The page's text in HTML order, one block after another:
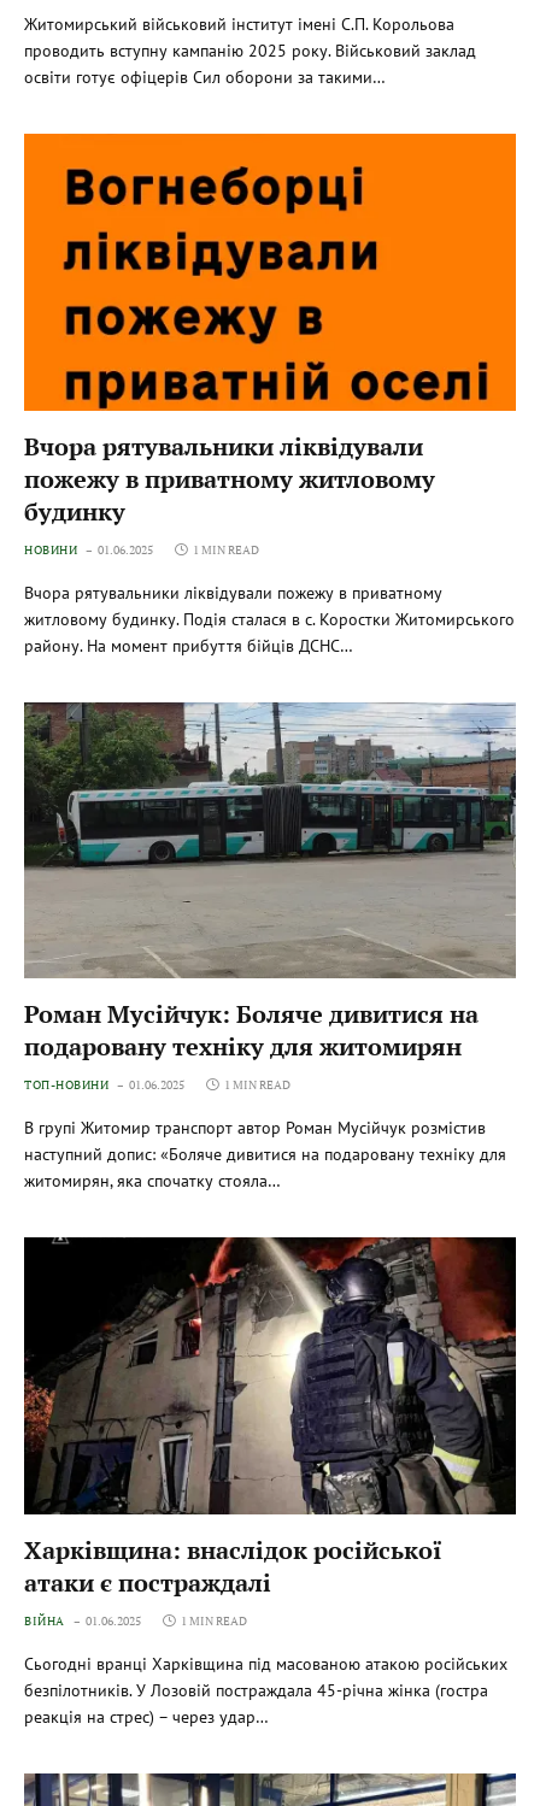
Житомирський військовий інститут імені C.П. Корольова
проводить вступну кампанію 2025 року. Військовий заклад
освіти готує офіцерів Сил оборони за такими…
Вчора рятувальники ліквідували
пожежу в приватному житловому
будинку
НОВИНИ 01.06.2025 1 MIN READ
Вчора рятувальники ліквідували пожежу в приватному
житловому будинку. Подія сталася в с. Коростки Житомирського
району. На момент прибуття бійців ДСНС…
Роман Мусійчук: Боляче дивитися на
подаровану техніку для житомирян
ТОП-НОВИНИ 01.06.2025 1 MIN READ
В групі Житомир транспорт автор Роман Мусійчук розмістив
наступний допис: «Боляче дивитися на подаровану техніку для
житомирян, яка спочатку стояла…
Харківщина: внаслідок російської
атаки є постраждалі
ВІЙНА 01.06.2025 1 MIN READ
Сьогодні вранці Харківщина під масованою атакою російських
безпілотників. У Лозовій постраждала 45-річна жінка (гостра
реакція на стрес) – через удар…